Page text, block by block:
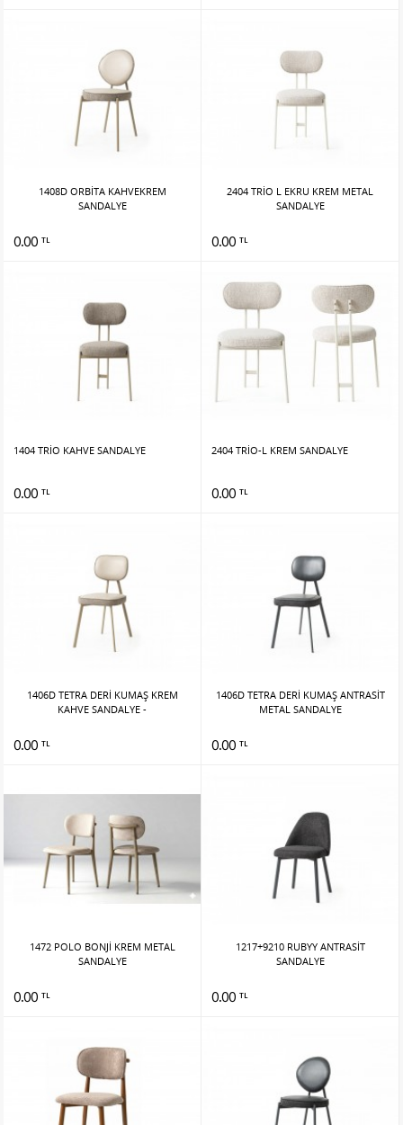
1408D ORBİTA KAHVEKREM
SANDALYE
0.00 TL
2404 TRİO L EKRU KREM METAL
SANDALYE
0.00 TL
1404 TRİO KAHVE SANDALYE
0.00 TL
2404 TRİO-L KREM SANDALYE
0.00 TL
1406D TETRA DERİ KUMAŞ KREM
KAHVE SANDALYE -
0.00 TL
1406D TETRA DERİ KUMAŞ ANTRASİT
METAL SANDALYE
0.00 TL
1472 POLO BONJİ KREM METAL
SANDALYE
0.00 TL
1217+9210 RUBYY ANTRASİT
SANDALYE
0.00 TL